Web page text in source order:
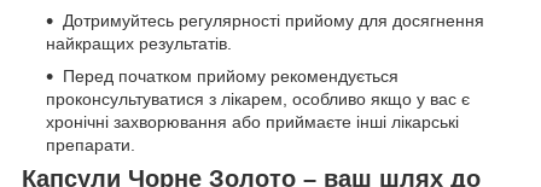
Дотримуйтесь регулярності прийому для досягнення
найкращих результатів.
Перед початком прийому рекомендується
проконсультуватися з лікарем, особливо якщо у вас є
хронічні захворювання або приймаєте інші лікарські
препарати.
Капсули Чорне Золото – ваш шлях до